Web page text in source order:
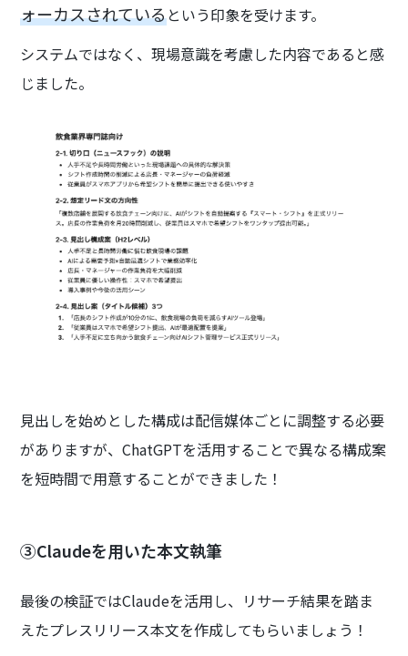
ォーカスされているという印象を受けます。
システムではなく、現場意識を考慮した内容であると感
じました。
見出しを始めとした構成は配信媒体ごとに調整する必要
がありますが、ChatGPTを活用することで異なる構成案
を短時間で用意することができました！
③Claudeを用いた本文執筆
最後の検証ではClaudeを活用し、リサーチ結果を踏ま
えたプレスリリース本文を作成してもらいましょう！